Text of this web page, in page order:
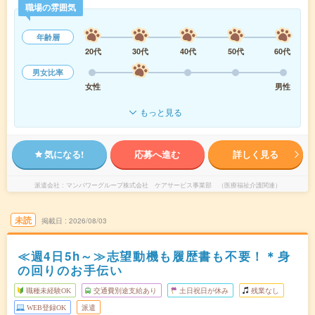
職場の雰囲気
年齢層
20代
30代 40代 50代
60代
男女比率
女性
男性
もっと見る
気になる! 応募へ進む 詳しく見る
派遣会社 マンパワーグループ株式会社 ケアサービス事業部 （医療福祉介護関連）
未読 掲載日 2026/08/03
≪週4日5h～≫志望動機も履歴書も不要！＊身
の回りのお手伝い
職種未経験OK 交通費別途支給あり 土日祝日が休み 残業なし
WEB登録OK 派遣